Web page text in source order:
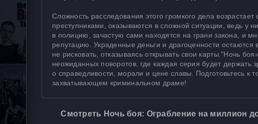
Сложность расследования этого громкого дела
преступниками, оказываются в сложной ситуации, ведь у
в полицию, зачастую сами находятся на грани закона, и
репутацию. Украденные деньги и драгоценности
не рисковать, отказываясь открывать свои карты."Ночь
неожиданных поворотов, где каждая серия будет держать
о справедливости, морали и цене славы. Подготовьтесь к
захватывающем криминальном драме!
Смотреть Ночь боя: Ограбление на миллион